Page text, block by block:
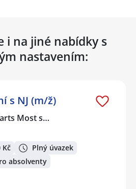
i na jiné nabídky s
nastavením:
s NJ (m/ž)
Most s…
Kč
Plný úvazek
absolventy